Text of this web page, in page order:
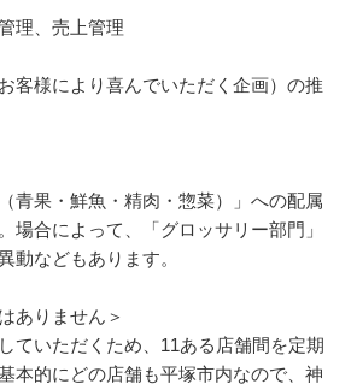
理、売上管理
客様により喜んでいただく企画）の推
青果・鮮魚・精肉・惣菜）」への配属
場合によって、「グロッサリー部門」
動などもあります。
ありません＞
ていただくため、11ある店舗間を定期
本的にどの店舗も平塚市内なので、神